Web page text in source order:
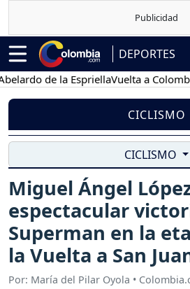
DEPORTES
de la EspriellaVuelta a Colombia
CICLISMO
CICLISMO
Miguel Ángel
espectacular
Superman en la
la Vuelta a San
Por: María del Pilar Oyola •